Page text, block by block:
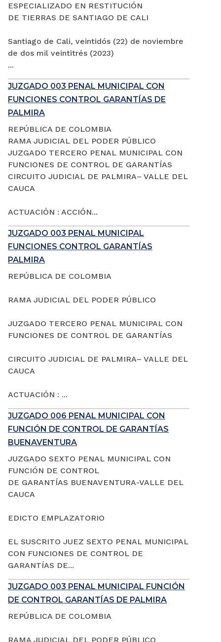
ESPECIALIZADO EN RESTITUCIÓN
DE TIERRAS DE SANTIAGO DE CALI
Santiago de Cali, veintidós (22) de noviembre
de dos mil veintitrés (2023)
...
JUZGADO 003 PENAL MUNICIPAL CON
FUNCIONES CONTROL GARANTÍAS DE
PALMIRA
REPÚBLICA DE COLOMBIA
RAMA JUDICIAL DEL PODER PÚBLICO
JUZGADO TERCERO PENAL MUNICIPAL CON
FUNCIONES DE CONTROL DE GARANTÍAS
CIRCUITO JUDICIAL DE PALMIRA– VALLE DEL
CAUCA
ACTUACIÓN : ACCIÓN...
JUZGADO 003 PENAL MUNICIPAL
FUNCIONES CONTROL GARANTÍAS
PALMIRA
REPÚBLICA DE COLOMBIA
RAMA JUDICIAL DEL PODER PÚBLICO
JUZGADO TERCERO PENAL MUNICIPAL CON
FUNCIONES DE CONTROL DE GARANTÍAS
CIRCUITO JUDICIAL DE PALMIRA– VALLE DEL
CAUCA
ACTUACIÓN : ...
JUZGADO 006 PENAL MUNICIPAL CON
FUNCIÓN DE CONTROL DE GARANTÍAS
BUENAVENTURA
JUZGADO SEXTO PENAL MUNICIPAL CON
FUNCIÓN DE CONTROL
DE GARANTÍAS BUENAVENTURA-VALLE DEL
CAUCA
EDICTO EMPLAZATORIO
EL SUSCRITO JUEZ SEXTO PENAL MUNICIPAL
CON FUNCIONES DE CONTROL DE
GARANTÍAS DE...
JUZGADO 003 PENAL MUNICIPAL FUNCIÓN
DE CONTROL GARANTÍAS DE PALMIRA
REPÚBLICA DE COLOMBIA
RAMA JUDICIAL DEL PODER PÚBLICO